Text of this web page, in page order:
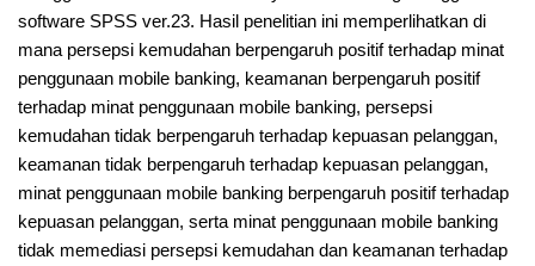
software SPSS ver.23. Hasil penelitian ini memperlihatkan di
mana persepsi kemudahan berpengaruh positif terhadap minat
penggunaan mobile banking, keamanan berpengaruh positif
terhadap minat penggunaan mobile banking, persepsi
kemudahan tidak berpengaruh terhadap kepuasan pelanggan,
keamanan tidak berpengaruh terhadap kepuasan pelanggan,
minat penggunaan mobile banking berpengaruh positif terhadap
kepuasan pelanggan, serta minat penggunaan mobile banking
tidak memediasi persepsi kemudahan dan keamanan terhadap